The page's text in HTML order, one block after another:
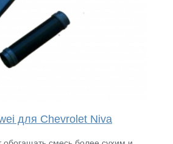
для Chevrolet Niva